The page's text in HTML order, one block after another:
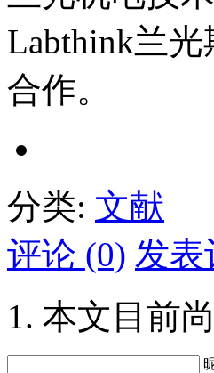
Labthink兰
合作。
分类: 文献
评论 (0) 发表
本文目前